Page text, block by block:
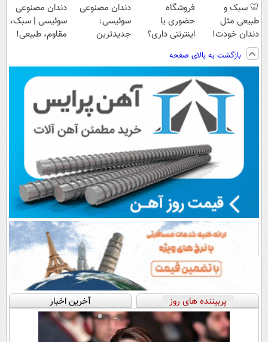
🦷 سبک و
طبیعی مثل
دندان خودت!
نصب آسان و
پرداخت اقساطی
💳 📍 تهران
فروشگاه
حضوری یا
اینترنتی داری؟
خدماتت رو
بفروش
دندان مصنوعی
سوئیسی:
جدیدترین
پرداخت قسطی
دندان مصنوعی
سوئیسی | سبک،
مقاوم، طبیعی!
اقساطی😍
بازگشت به بالای صفحه
پربیننده های روز آخرین اخبار